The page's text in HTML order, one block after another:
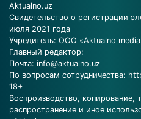
Aktualno.uz
Свидетельство о регистрации
июля 2021 года
Учредитель: ООО «Aktualno
Главный редактор:
Почта: info@aktualno.uz
По вопросам сотрудничества:
18+
Воспроизводство, копирование,
распространение и иное